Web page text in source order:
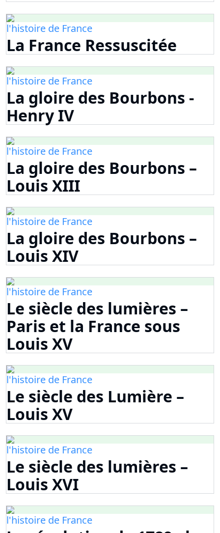
l'histoire de France
La France Ressuscitée
l'histoire de France
La gloire des Bourbons -
Henry IV
l'histoire de France
La gloire des Bourbons –
Louis XIII
l'histoire de France
La gloire des Bourbons –
Louis XIV
l'histoire de France
Le siècle des lumières –
Paris et la France sous
Louis XV
l'histoire de France
Le siècle des Lumière –
Louis XV
l'histoire de France
Le siècle des lumières –
Louis XVI
l'histoire de France